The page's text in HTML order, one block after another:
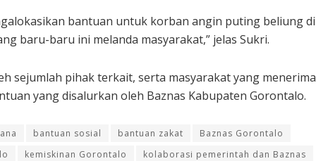
bantuan untuk korban angin puting beliung di
baru-baru ini melanda masyarakat,” jelas Sukri.
sejumlah pihak terkait, serta masyarakat yang menerima
yang disalurkan oleh Baznas Kabupaten Gorontalo.
bantuan sosial bantuan zakat
Baznas Gorontalo
kemiskinan Gorontalo
kolaborasi pemerintah dan Baznas